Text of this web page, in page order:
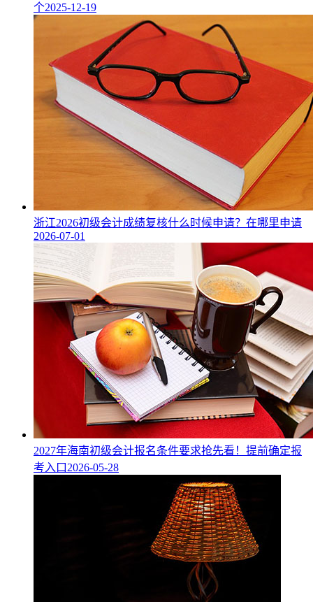
个2025-12-19
浙江2026初级会计成绩复核什么时候申请？在哪里申请
2026-07-01
2027年海南初级会计报名条件要求抢先看！提前确定报
考入口 2026-05-28